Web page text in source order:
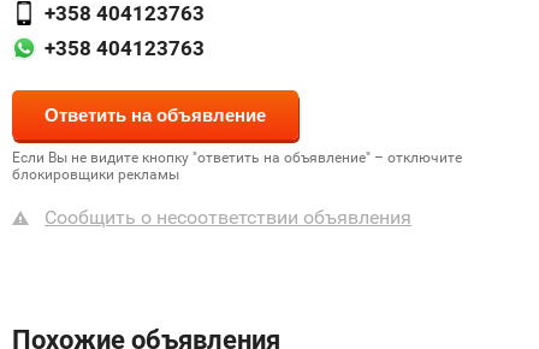
+358 404123763
+358 404123763
Если Вы не видите кнопку "ответить на объявление" – отключите
блокировщики рекламы
Сообщить о несоответствии объявления
Похожие объявления